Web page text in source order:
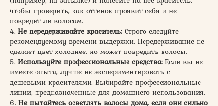
чтобы проверить, как оттенок проявит себя и не
повредит ли волосам.
4. Не передерживайте краситель: Строго следуйте
рекомендуемому времени выдержки. Передерживание не
сделает цвет холоднее, но может повредить волосы.
5. Используйте профессиональные средства: Если вы не
имеете опыта, лучше не экспериментировать с
дешевыми красителями. Выбирайте профессиональные
линии, предназначенные для домашнего использования.
6. Не пытайтесь осветлять волосы дома, если они сильно